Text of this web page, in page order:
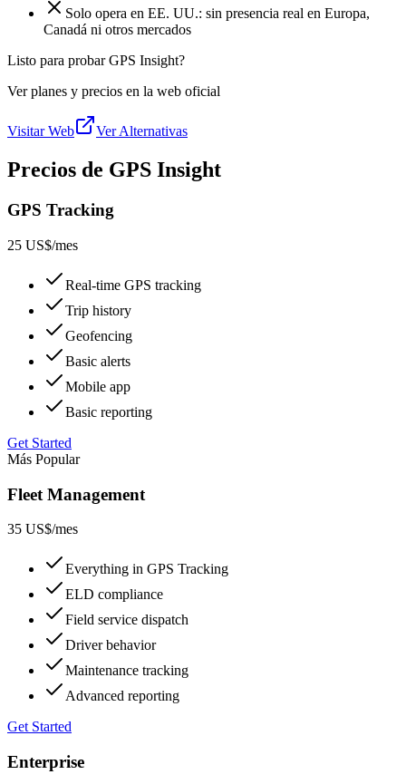
Solo opera en EE. UU.: sin presencia real en Europa,
Canadá ni otros mercados
Listo para probar GPS Insight?
Ver planes y precios en la web oficial
Visitar Web Ver Alternativas
Precios de GPS Insight
GPS Tracking
25 US$/mes
Real-time GPS tracking
Trip history
Geofencing
Basic alerts
Mobile app
Basic reporting
Get Started
Más Popular
Fleet Management
35 US$/mes
Everything in GPS Tracking
ELD compliance
Field service dispatch
Driver behavior
Maintenance tracking
Advanced reporting
Get Started
Enterprise